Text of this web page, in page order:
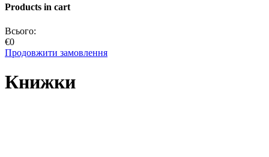
Products in cart
Всього:
€0
Продовжити замовлення
Книжки